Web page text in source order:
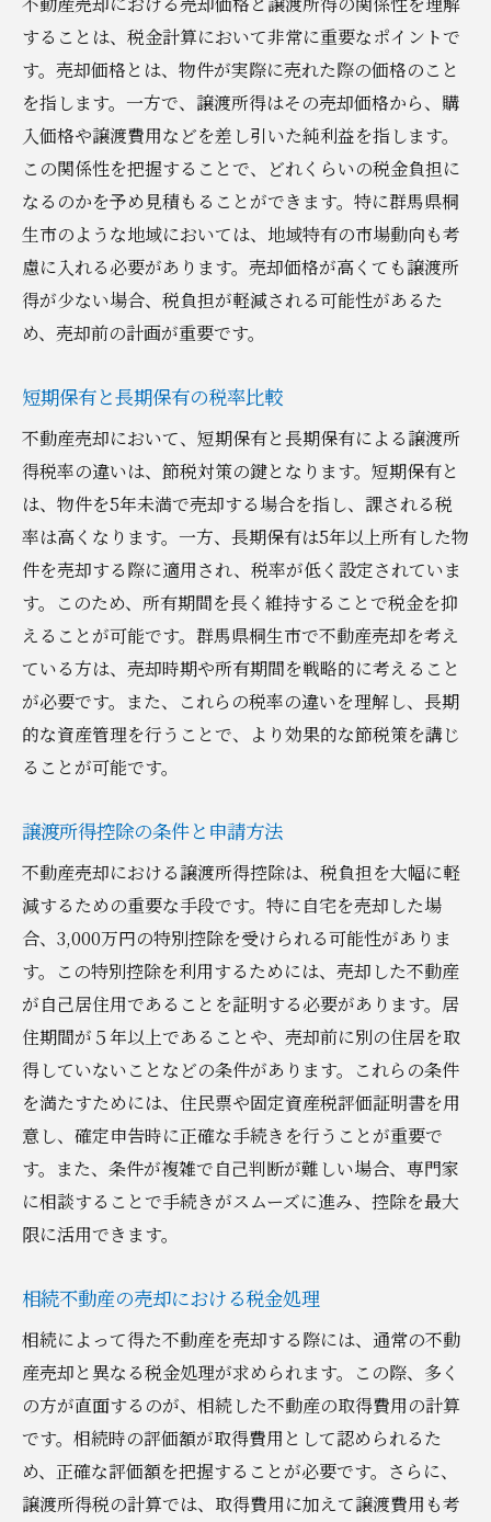
することは、税金計算において非常に重要なポイントで
す。売却価格とは、物件が実際に売れた際の価格のこと
を指します。一方で、譲渡所得はその売却価格から、購
入価格や譲渡費用などを差し引いた純利益を指します。
この関係性を把握することで、どれくらいの税金負担に
なるのかを予め見積もることができます。特に群馬県桐
生市のような地域においては、地域特有の市場動向も考
慮に入れる必要があります。売却価格が高くても譲渡所
得が少ない場合、税負担が軽減される可能性があるた
め、売却前の計画が重要です。
短期保有と長期保有の税率比較
不動産売却において、短期保有と長期保有による譲渡所
得税率の違いは、節税対策の鍵となります。短期保有と
は、物件を5年未満で売却する場合を指し、課される税
率は高くなります。一方、長期保有は5年以上所有した物
件を売却する際に適用され、税率が低く設定されていま
す。このため、所有期間を長く維持することで税金を抑
えることが可能です。群馬県桐生市で不動産売却を考え
ている方は、売却時期や所有期間を戦略的に考えること
が必要です。また、これらの税率の違いを理解し、長期
的な資産管理を行うことで、より効果的な節税策を講じ
ることが可能です。
譲渡所得控除の条件と申請方法
不動産売却における譲渡所得控除は、税負担を大幅に軽
減するための重要な手段です。特に自宅を売却した場
合、3,000万円の特別控除を受けられる可能性がありま
す。この特別控除を利用するためには、売却した不動産
が自己居住用であることを証明する必要があります。居
住期間が５年以上であることや、売却前に別の住居を取
得していないことなどの条件があります。これらの条件
を満たすためには、住民票や固定資産税評価証明書を用
意し、確定申告時に正確な手続きを行うことが重要で
す。また、条件が複雑で自己判断が難しい場合、専門家
に相談することで手続きがスムーズに進み、控除を最大
限に活用できます。
相続不動産の売却における税金処理
相続によって得た不動産を売却する際には、通常の不動
産売却と異なる税金処理が求められます。この際、多く
の方が直面するのが、相続した不動産の取得費用の計算
です。相続時の評価額が取得費用として認められるた
め、正確な評価額を把握することが必要です。さらに、
譲渡所得税の計算では、取得費用に加えて譲渡費用も考